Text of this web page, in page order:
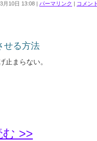
月10日 13:08 | パーマリンク | コメン
せる方法
止まらない。
>>